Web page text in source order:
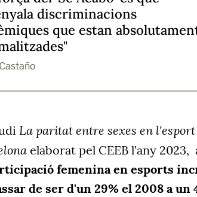
discriminacions
que estan
La paritat entre sexes en
elaborat pel CEEB l'any 2023,
femenina en esports
de ser d'un 29% el 2008 a un